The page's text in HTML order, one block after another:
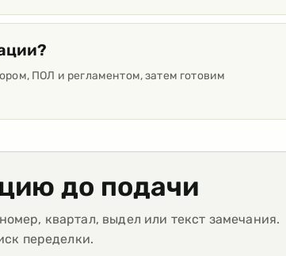
ПОЛ и регламентом, затем готовим
до подачи
квартал, выдел или текст замечания.
переделки.